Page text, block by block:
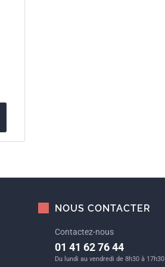
NOUS CONTACTER
Contactez-nous
01 41 62 76 44
Du lundi au vendredi de 8h30 à 17h30